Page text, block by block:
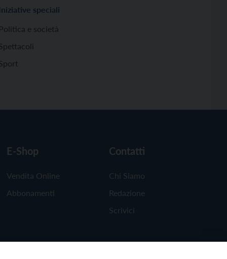
Iniziative speciali
Politica e società
E-Shop
Vendita Online
Abbonamenti
Contatti
Chi Siamo
Redazione
Scrivici